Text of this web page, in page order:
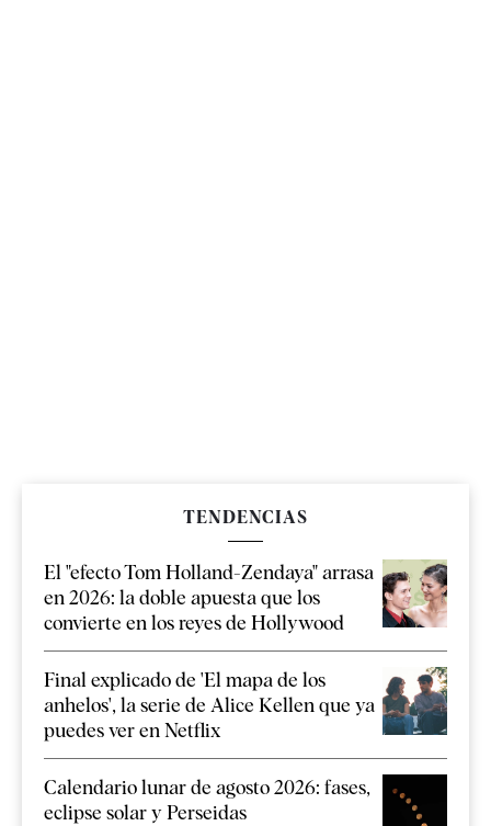
TENDENCIAS
El "efecto Tom Holland-Zendaya" arrasa
en 2026: la doble apuesta que los
convierte en los reyes de Hollywood
Final explicado de 'El mapa de los
anhelos', la serie de Alice Kellen que ya
puedes ver en Netflix
Calendario lunar de agosto 2026: fases,
eclipse solar y Perseidas